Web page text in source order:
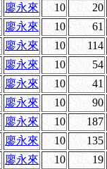
廖永來 10 20
廖永來 10 61
廖永來 10 114
廖永來 10 54
廖永來 10 41
廖永來 10 90
廖永來 10 187
廖永來 10 135
廖永來 10 19